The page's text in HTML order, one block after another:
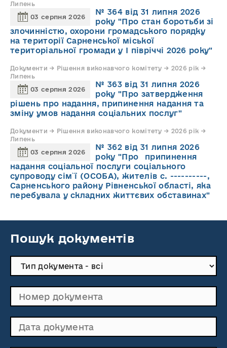
Липень
03 серпня 2026
№ 364 від 31 липня 2026
року "Про стан боротьби зі
злочинністю, охорони громадського порядку
на території Сарненської міської
територіальної громади у І півріччі 2026 року"
Документи → Рішення виконавчого комітету → 2026 рік →
Липень
03 серпня 2026
№ 363 від 31 липня 2026
року "Про затвердження
рішень про надання, припинення надання та
зміну умов надання соціальних послуг"
Документи → Рішення виконавчого комітету → 2026 рік →
Липень
03 серпня 2026
№ 362 від 31 липня 2026
року "Про припинення
надання соціальної послуги соціального
супроводу cім`ї (ОСОБА), жителів с. ----------,
Сарненського району Рівненської області, яка
перебувала у складних життєвих обставинах"
Пошук документів